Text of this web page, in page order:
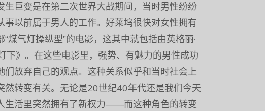
巨变是在第二次世界大战期间，当时男性纷纷
以前属于男人的工作。好莱坞很快对女性拥有
煤气灯操纵型”的电影，这其中就包括由英格丽·
下》。在这些电影里，强势、有魅力的男性成功
放弃自己的观点。这种关系似乎和当时社会上
然转变有关。无论是20世纪40年代还是我们今天
生活里突然拥有了新权力——而这种角色的转变